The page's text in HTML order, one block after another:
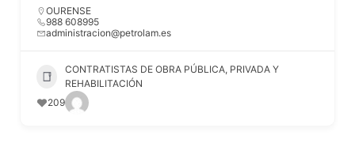
OURENSE
988 608995
administracion@petrolam.es
CONTRATISTAS DE OBRA PÚBLICA, PRIVADA Y
REHABILITACIÓN
209